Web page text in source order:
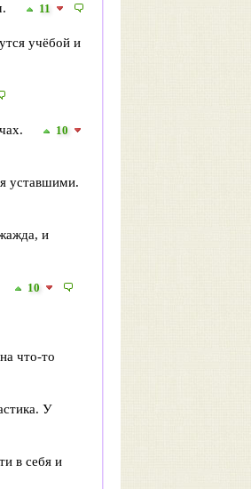
11
учёбой и
10
уставшими.
и
10
что-то
У
в себя и